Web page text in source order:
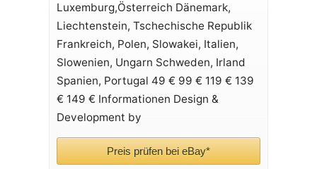
Luxemburg,Österreich Dänemark,
Liechtenstein, Tschechische Republik
Frankreich, Polen, Slowakei, Italien,
Slowenien, Ungarn Schweden, Irland
Spanien, Portugal 49 € 99 € 119 € 139
€ 149 € Informationen Design &
Development by
Preis prüfen bei eBay*